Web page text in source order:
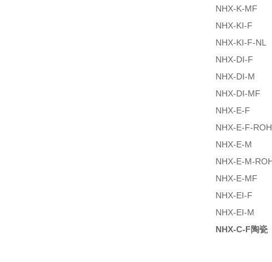
NHX-K-MF
NHX-KI-F
NHX-KI-F-NL
NHX-DI-F
NHX-DI-M
NHX-DI-MF
NHX-E-F
NHX-E-F-
NHX-E-M
NHX-E-M-
NHX-E-MF
NHX-EI-F
NHX-EI-M
NHX-C-F陶瓷